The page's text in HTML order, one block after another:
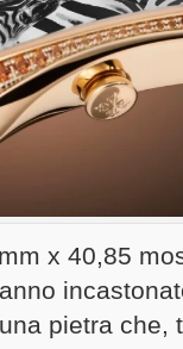
x 40,85
pietra che,